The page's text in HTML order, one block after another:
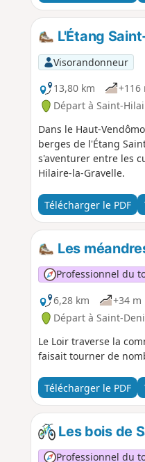
L'Étang
Visorandonneur
13,80 km
+116
Départ à Saint-
Dans le Haut-
berges de l'Étang
s'aventurer entre les
Hilaire-la-Gravelle.
Télécharger le PDF
Les
Professionnel du
6,28 km
+34 m
Départ à Saint-
Le Loir traverse la
faisait tourner de
Télécharger le PDF
Les bois de
Professionnel du